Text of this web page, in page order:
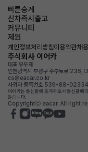
빠른승계
신차즉시출고
커뮤니티
제원
개인정보처리방침이용약관채
주식회사 이어카
대표 유우재
인천광역시 부평구 주부토로 236,
cs@eacar.co.kr
사업자 등록번호 539-88-
이어카는 통신판매 중개자로서 통신판매
않습니다.
Copyrightⓒ eacar. All right